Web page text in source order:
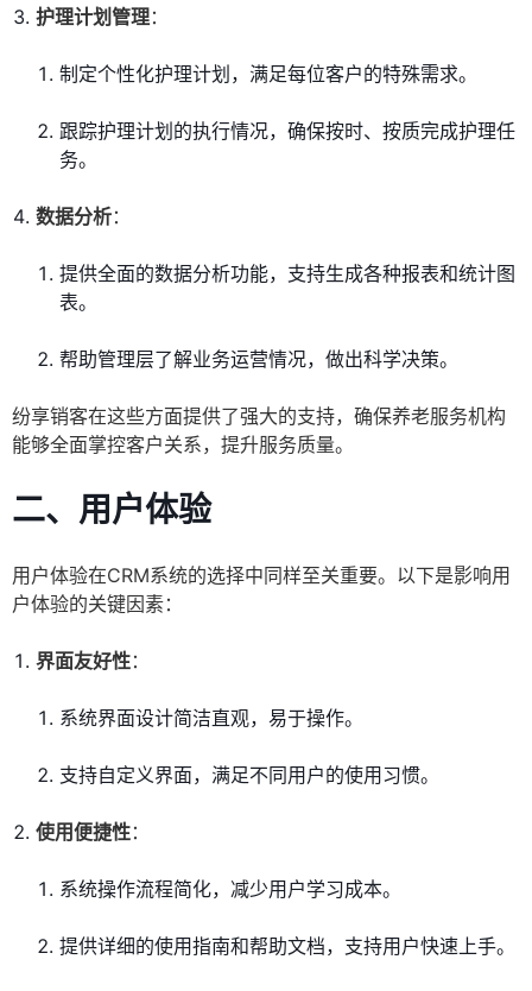
护理计划管理：
制定个性化护理计划，满足每位客户的特殊需求。
跟踪护理计划的执行情况，确保按时、按质完成护理任
务。
数据分析：
提供全面的数据分析功能，支持生成各种报表和统计图
表。
帮助管理层了解业务运营情况，做出科学决策。
纷享销客在这些方面提供了强大的支持，确保养老服务机构
能够全面掌控客户关系，提升服务质量。
二、用户体验
用户体验在CRM系统的选择中同样至关重要。以下是影响用
户体验的关键因素：
界面友好性：
系统界面设计简洁直观，易于操作。
支持自定义界面，满足不同用户的使用习惯。
使用便捷性：
系统操作流程简化，减少用户学习成本。
提供详细的使用指南和帮助文档，支持用户快速上手。